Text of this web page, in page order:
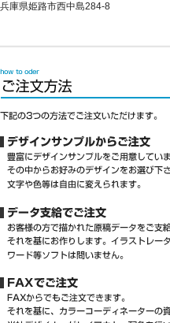
兵庫県姫路市西中島284-8